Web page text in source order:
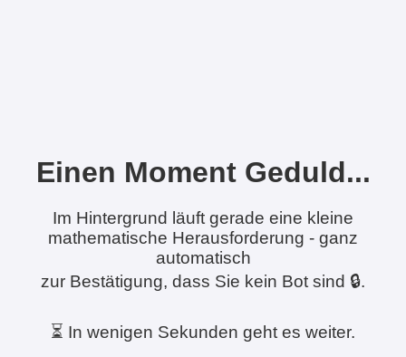
Einen Moment Geduld...
Im Hintergrund läuft gerade eine kleine
mathematische Herausforderung - ganz
automatisch
zur Bestätigung, dass Sie kein Bot sind 🔒.
⏳ In wenigen Sekunden geht es weiter.